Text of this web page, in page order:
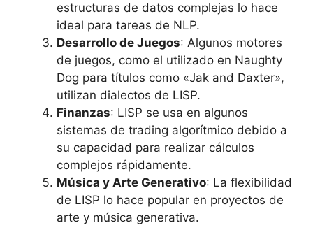
estructuras de datos complejas lo hace
ideal para tareas de NLP.
Desarrollo de Juegos: Algunos motores
de juegos, como el utilizado en Naughty
Dog para títulos como «Jak and Daxter»,
utilizan dialectos de LISP.
Finanzas: LISP se usa en algunos
sistemas de trading algorítmico debido a
su capacidad para realizar cálculos
complejos rápidamente.
Música y Arte Generativo: La flexibilidad
de LISP lo hace popular en proyectos de
arte y música generativa.